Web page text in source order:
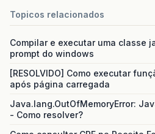
Topicos relacionados
Compilar e executar uma classe
prompt do windows
[RESOLVIDO] Como executar
após página carregada
Java.lang.OutOfMemoryError:
- Como resolver?